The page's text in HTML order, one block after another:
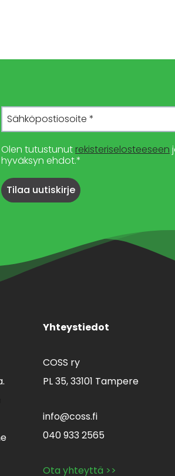
Olen tutustunut rekisteriselosteeseen
hyväksyn ehdot.*
Yhteystiedot
COSS ry
PL 35,33101 Tampere
info@coss.fi
040 933 2565
Ota yhteyttä >>